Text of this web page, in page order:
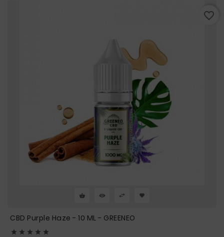
CBD Purple Haze - 10 ML - GREENEO
    
favorite_border